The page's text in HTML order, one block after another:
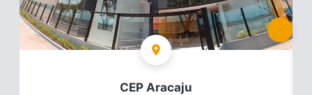
CEP Aracaju